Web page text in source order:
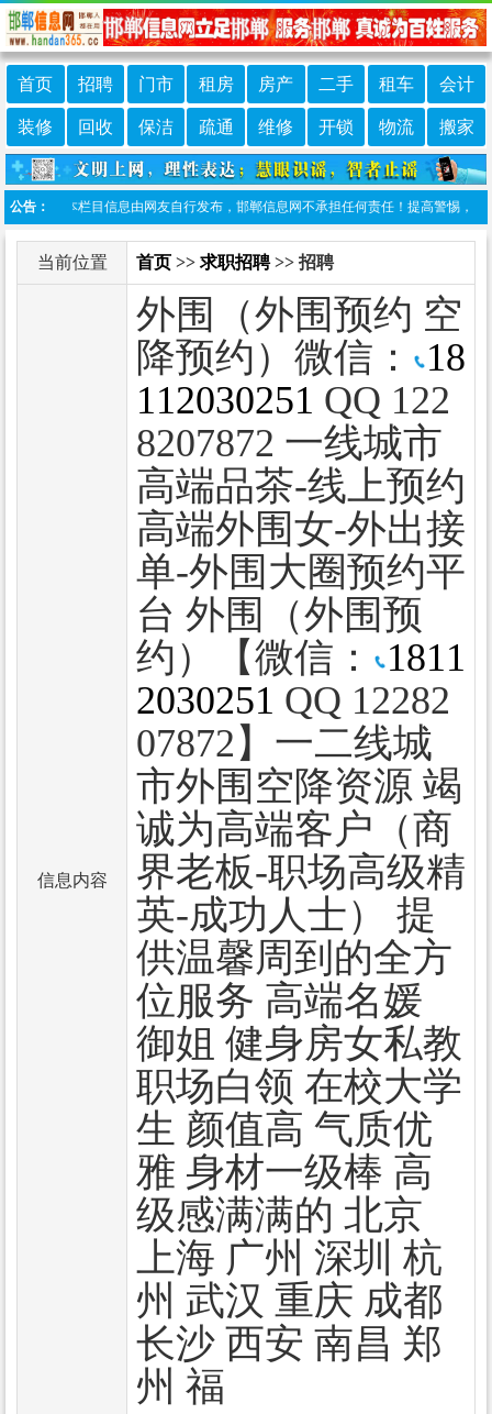
首页 招聘 门市 租房 房产 二手 租车 会计
装修 回收 保洁 疏通 维修 开锁 物流 搬家
公告：
声明：本栏目信息由网友自行发布，邯郸信息网不承担任何责任！提高警惕，谨防
当前位置 首页 >> 求职招聘>> 招聘
信息内容
外围（外围预约 空
降预约）微信：
18
112030251 QQ 122
8207872 一线城市
高端品茶-线上预约
高端外围女-外出接
单-外围大圈预约平
台 外围（外围预
约）【微信：
1811
2030251 QQ 12282
07872】一二线城
市外围空降资源 竭
诚为高端客户（商
界老板-职场高级精
英-成功人士） 提
供温馨周到的全方
位服务 高端名媛
御姐 健身房女私教
职场白领 在校大学
生 颜值高 气质优
雅 身材一级棒 高
级感满满的 北京
上海 广州 深圳 杭
州 武汉 重庆 成都
长沙 西安 南昌 郑
州 福